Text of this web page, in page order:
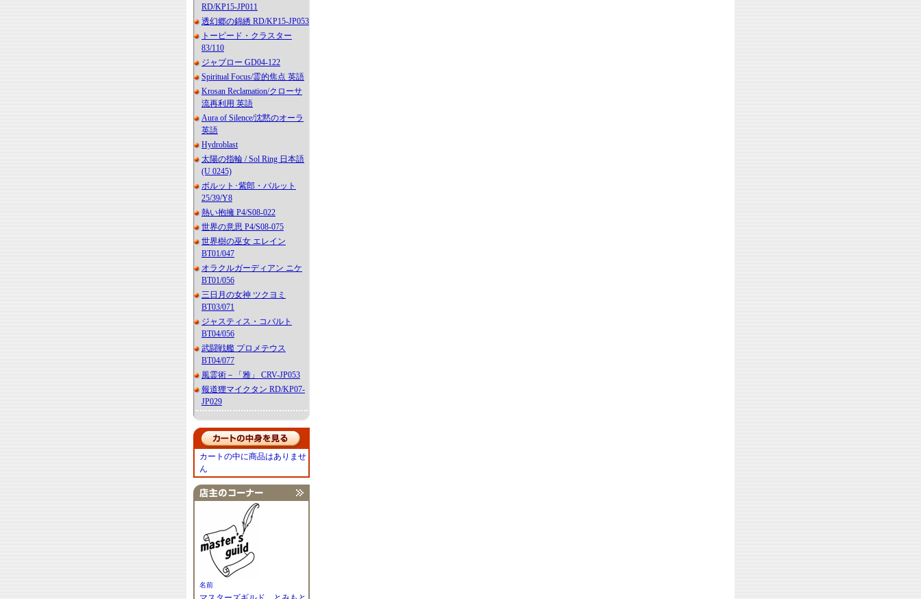
RD/KP15-JP011
透幻郷の錦綉 RD/KP15-JP053
トーピード・クラスター
83/110
ジャブロー GD04-122
Spiritual Focus/霊的焦点 英語
Krosan Reclamation/クローサ
流再利用 英語
Aura of Silence/沈黙のオーラ
英語
Hydroblast
太陽の指輪 / Sol Ring 日本語
(U 0245)
ボルット･紫郎・バルット
25/39/Y8
熱い抱擁 P4/S08-022
世界の意思 P4/S08-075
世界樹の巫女 エレイン
BT01/047
オラクルガーディアン ニケ
BT01/056
三日月の女神 ツクヨミ
BT03/071
ジャスティス・コバルト
BT04/056
武闘戦艦 プロメテウス
BT04/077
風霊術－「雅」 CRV-JP053
報道狸マイクタン RD/KP07-
JP029
カートの中に商品はありませ
ん
名前